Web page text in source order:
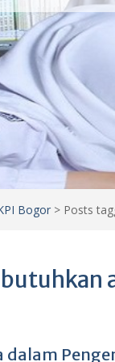
Bogor > Posts
dalam